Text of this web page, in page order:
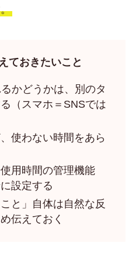
ておきたいこと
かどうかは、別のタ
（スマホ＝SNSでは
使わない時間をあら
用時間の管理機能
設定する
と」自体は自然な反
伝えておく